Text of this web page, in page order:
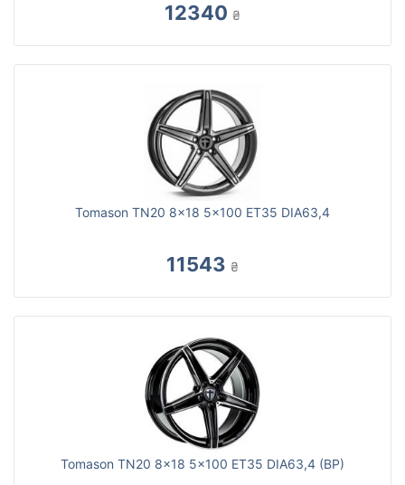
12340 ₴
Tomason TN20 8x18 5x100 ET35 DIA63,4
11543 ₴
Tomason TN20 8x18 5x100 ET35 DIA63,4 (BP)